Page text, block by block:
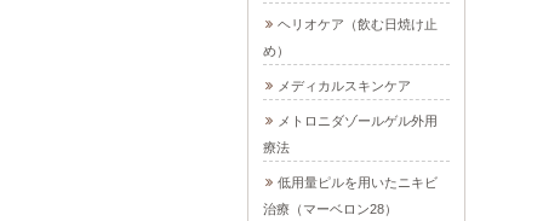
ヘリオケア（飲む日焼け止
め）
メディカルスキンケア
メトロニダゾールゲル外用
療法
低用量ピルを用いたニキビ
治療（マーベロン28）